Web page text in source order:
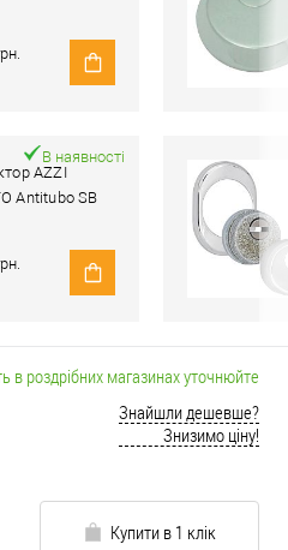
AZZI
Antitubo SB
широкий
В наявності
в роздрібних магазинах уточнюйте
Знайшли дешевше?
Знизимо ціну!
Купити в 1 клік